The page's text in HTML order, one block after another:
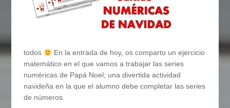
todos
En la entrada de hoy, os comparto un ejercicio
matemático en el que vamos a trabajar las series
numéricas de Papá Noel; una divertida actividad
navideña en la que el alumno debe completar las series
de números.